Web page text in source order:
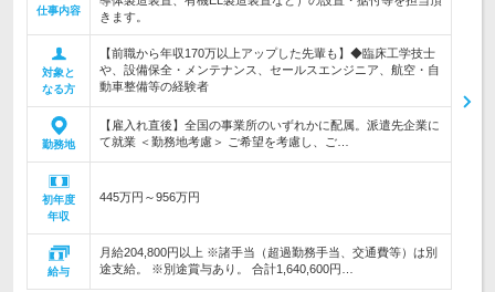
仕事内容
きます。
対象と
なる方
【前職から年収170万以上アップした先輩も】◆臨床工学技士
や、設備保全・メンテナンス、セールスエンジニア、航空・自
動車整備等の経験者
勤務地
【雇入れ直後】全国の事業所のいずれかに配属。派遣先企業に
て就業 ＜勤務地考慮＞ ご希望を考慮し、ご…
初年度
年収
445万円～956万円
給与
月給204,800円以上 ※諸手当（超過勤務手当、交通費等）は別
途支給。 ※別途賞与あり。 合計1,640,600円…